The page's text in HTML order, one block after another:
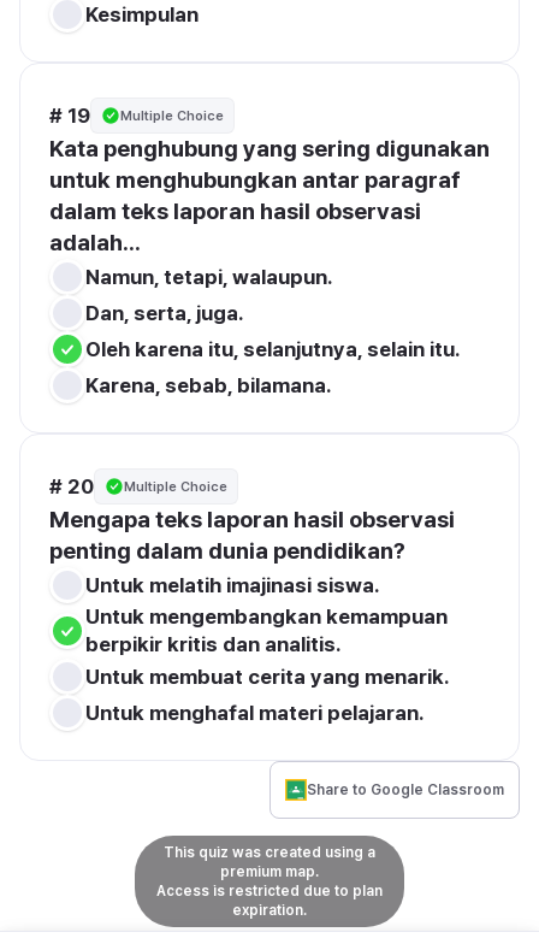
Kesimpulan
# 19 Multiple Choice
Kata penghubung yang sering digunakan
untuk menghubungkan antar paragraf
dalam teks laporan hasil observasi
adalah...
Namun, tetapi, walaupun.
Dan, serta, juga.
Oleh karena itu, selanjutnya, selain itu.
Karena, sebab, bilamana.
# 20 Multiple Choice
Mengapa teks laporan hasil observasi
penting dalam dunia pendidikan?
Untuk melatih imajinasi siswa.
Untuk mengembangkan kemampuan
berpikir kritis dan analitis.
Untuk membuat cerita yang menarik.
Untuk menghafal materi pelajaran.
Share to Google Classroom
This quiz was created using a
premium map.
Access is restricted due to plan
expiration.